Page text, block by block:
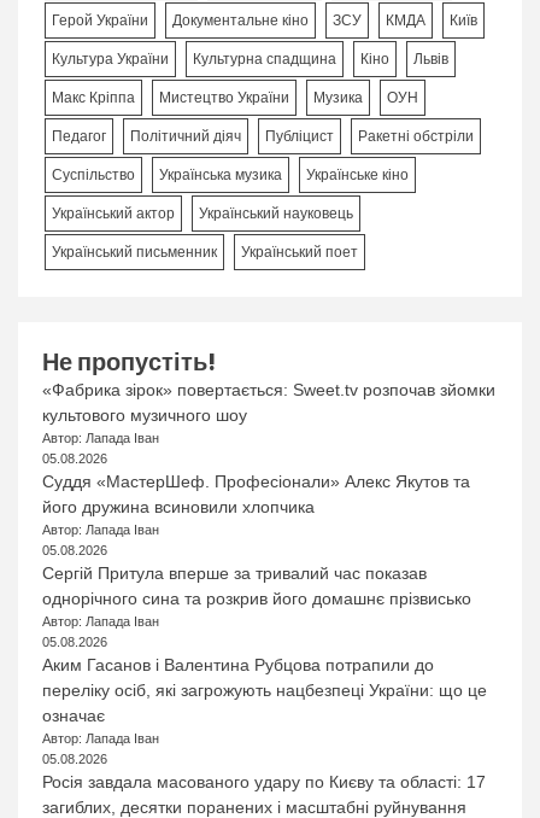
Герой України Документальне кіно ЗСУ КМДА Київ
Культура України Культурна спадщина Кіно Львів
Макс Кріппа Мистецтво України Музика ОУН
Педагог Політичний діяч Публіцист Ракетні обстріли
Суспільство Українська музика Українське кіно
Український актор Український науковець
Український письменник Український поет
Не пропустіть!
«Фабрика зірок» повертається: Sweet.tv розпочав зйомки
культового музичного шоу
Автор: Лапада Іван
05.08.2026
Суддя «МастерШеф. Професіонали» Алекс Якутов та
його дружина всиновили хлопчика
Автор: Лапада Іван
05.08.2026
Сергій Притула вперше за тривалий час показав
однорічного сина та розкрив його домашнє прізвисько
Автор: Лапада Іван
05.08.2026
Аким Гасанов і Валентина Рубцова потрапили до
переліку осіб, які загрожують нацбезпеці України: що це
означає
Автор: Лапада Іван
05.08.2026
Росія завдала масованого удару по Києву та області: 17
загиблих, десятки поранених і масштабні руйнування